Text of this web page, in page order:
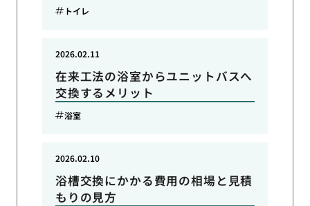
トイレ
在来工法の浴室からユニットバスへ
交換するメリット
2026.02.11
浴室
浴槽交換にかかる費用の相場と見積
もりの見方
2026.02.10